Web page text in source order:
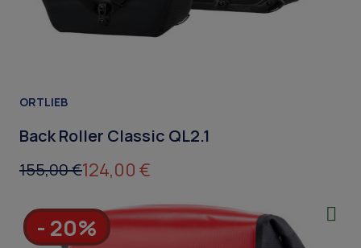
ORTLIEB
Back Roller Classic QL2.1
155,00 €124,00 €
- 20%